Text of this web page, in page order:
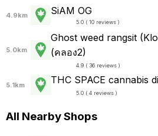
4.9km SiAM OG
5.0 ( 10 reviews )
5.0km
Ghost weed rangsit
(คลอง2)
4.9 ( 36 reviews )
5.1km THC SPACE cannabis
5.0 ( 4 reviews )
All Nearby Shops